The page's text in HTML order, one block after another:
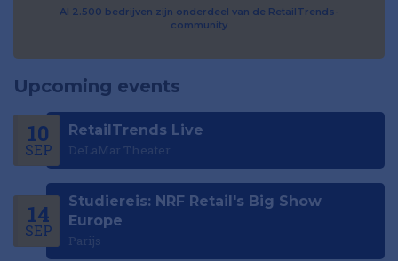
Al 2.500 bedrijven zijn onderdeel van de RetailTrends-
community
Upcoming events
10
SEP
RetailTrends Live
DeLaMar Theater
14
SEP
Studiereis: NRF Retail's Big Show
Europe
Parijs